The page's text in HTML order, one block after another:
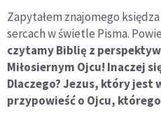
Zapytałem znajomego
sercach w świetle Pisma.
czytamy Biblię z
Miłosiernym Ojcu! Inaczej
Dlaczego? Jezus, który
przypowieść o Ojcu,